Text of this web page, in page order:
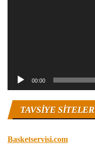
00:00
TAVSIYE SITELER
Basketservisi.com